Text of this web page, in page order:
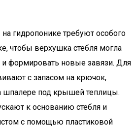
гидропонике требуют особого
чтобы верхушка стебля могла
и формировать новые завязи. Для
с запасом на крючок,
шпалере под крышей теплицы.
к основанию стебля и
с помощью пластиковой